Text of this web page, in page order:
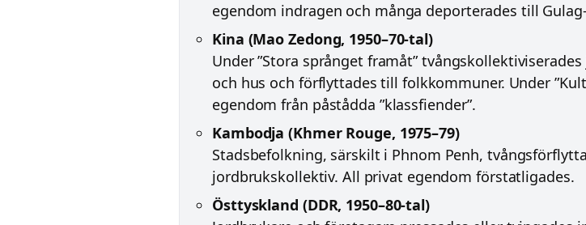
egendom indragen och många deporterades till
Kina (Mao Zedong, 1950–70-tal)
Under ”Stora språnget framåt”
och hus och förflyttades till folkkommuner. Under
egendom från påstådda ”klassfiender”.
Kambodja (Khmer Rouge, 1975–79)
Stadsbefolkning, särskilt i Phnom Penh,
jordbrukskollektiv. All privat egendom förstatligades.
Östtyskland (DDR, 1950–80-tal)